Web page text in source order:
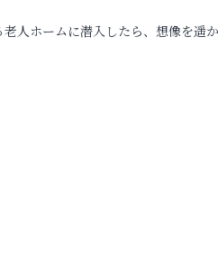
人ホームに潜入したら、想像を遥